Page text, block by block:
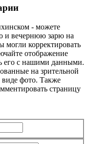
- можете
и вечернюю зарю на
могли корректировать
отображение
его с нашими данными.
на зрительной
фото. Также
страницу